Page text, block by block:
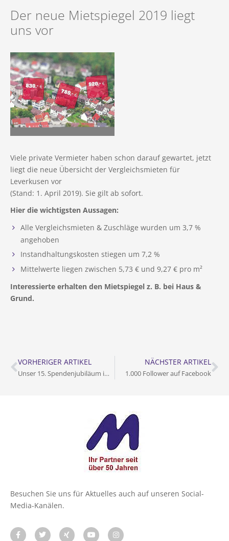
Immobilie in der Scheidung
Referenzen (Vermietung)
Immobilien in Vorbereitung
Unsere Leistungen für Mieter
Suchauftrag
Referenzen (Gesamt)
Unternehmens-News
Werden Sie Tippgeber
Immobilie geerbt
Immobilie in der Scheidung
Fachbegriffe der Immobilienwelt
Immobilienfinanzierung
Sanierung einer Immobilie
Privater Immobilienverkauf
Impressum
Datenschutz
Kontaktformular
Datenraum (Login)
Rückruf
Unsere neue App für Interessenten
Der neue Mietspiegel 2019 liegt
uns vor
Viele private Vermieter haben schon darauf gewartet, jetzt
liegt die neue Übersicht der Vergleichsmieten für
Leverkusen vor
(Stand: 1. April 2019). Sie gilt ab sofort.
Hier die wichtigsten Aussagen:
Alle Vergleichsmieten & Zuschläge wurden um 3,7 %
angehoben
Instandhaltungskosten stiegen um 7,2 %
Mittelwerte liegen zwischen 5,73 € und 9,27 € pro m²
Interessierte erhalten den Mietspiegel z. B. bei Haus &
Grund.
VORHERIGER ARTIKEL
Unser 15. Spendenjubiläum im Neulandpark
NÄCHSTER ARTIKEL
1.000 Follower auf Facebook
Besuchen Sie uns für Aktuelles auch auf unseren Social-
Media-Kanälen.